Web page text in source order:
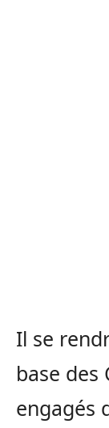
Il se
base des
engagés